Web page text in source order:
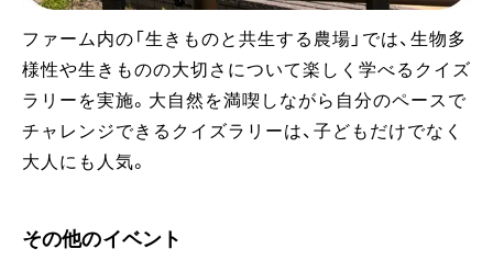
ファーム内の「生きものと共生する農場」では、生物多
様性や生きものの大切さについて楽しく学べるクイズ
ラリーを実施。大自然を満喫しながら自分のペースで
チャレンジできるクイズラリーは、子どもだけでなく
大人にも人気。
その他のイベント